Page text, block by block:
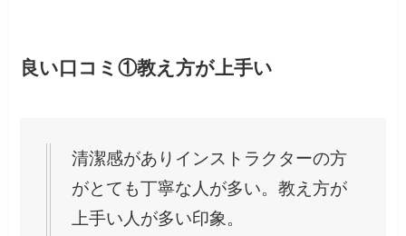
良い口コミ①教え方が上手い
清潔感がありインストラクターの方
がとても丁寧な人が多い。教え方が
上手い人が多い印象。